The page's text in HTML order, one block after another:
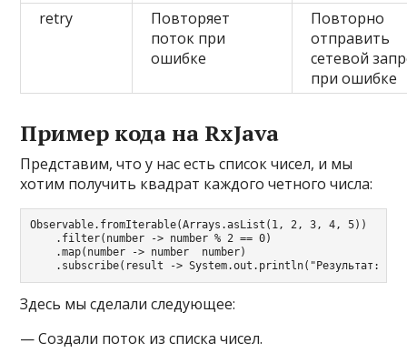
retry
Повторяет
поток при
ошибке
Повторно
отправить
сетевой
при ошибке
Пример кода на RxJava
Представим, что у нас есть список чисел, и мы
хотим получить квадрат каждого четного числа:
Observable.fromIterable(Arrays.asList(1, 2, 3, 4, 5))
    .filter(number -> number % 2 == 0)
    .map(number -> number  number)
Здесь мы сделали следующее:
— Создали поток из списка чисел.